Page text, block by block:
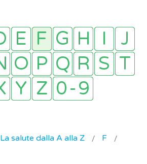
La salute dalla A alla Z
F